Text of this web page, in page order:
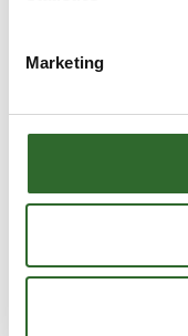
Marketing